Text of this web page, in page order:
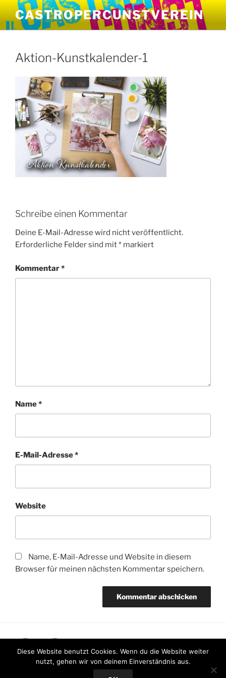
Inhalt
springen
CASTROPERCUNSTVEREIN
Aktion-Kunstkalender-1
Schreibe einen Kommentar
Deine E-Mail-Adresse wird nicht veröffentlicht.
Erforderliche Felder sind mit* markiert
Kommentar*
Name*
E-Mail-Adresse*
Website
Name, E-Mail-Adresse und Website in diesem
Browser für meinen nächsten Kommentar speichern.
Diese Website benutzt Cookies. Wenn du die Website weiter
nutzt, gehen wir von deinem Einverständnis aus.